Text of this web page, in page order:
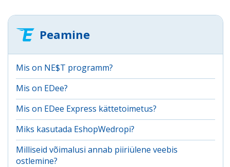
Peamine
Mis on NE$T programm?
Mis on EDee?
Mis on EDee Express kättetoimetus?
Miks kasutada EshopWedropi?
Milliseid võimalusi annab piiriülene veebis
ostlemine?